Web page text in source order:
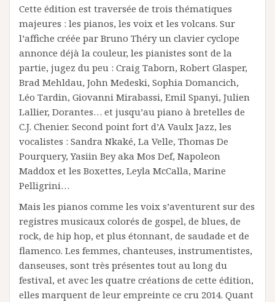
Cette édition est traversée de trois thématiques
majeures : les pianos, les voix et les volcans. Sur
l’affiche créée par Bruno Théry un clavier cyclope
annonce déjà la couleur, les pianistes sont de la
partie, jugez du peu : Craig Taborn, Robert Glasper,
Brad Mehldau, John Medeski, Sophia Domancich,
Léo Tardin, Giovanni Mirabassi, Emil Spanyi, Julien
Lallier, Dorantes… et jusqu’au piano à bretelles de
C.J. Chenier. Second point fort d’A Vaulx Jazz, les
vocalistes : Sandra Nkaké, La Velle, Thomas De
Pourquery, Yasiin Bey aka Mos Def, Napoleon
Maddox et les Boxettes, Leyla McCalla, Marine
Pelligrini…
Mais les pianos comme les voix s’aventurent sur des
registres musicaux colorés de gospel, de blues, de
rock, de hip hop, et plus étonnant, de saudade et de
flamenco. Les femmes, chanteuses, instrumentistes,
danseuses, sont très présentes tout au long du
festival, et avec les quatre créations de cette édition,
elles marquent de leur empreinte ce cru 2014. Quant